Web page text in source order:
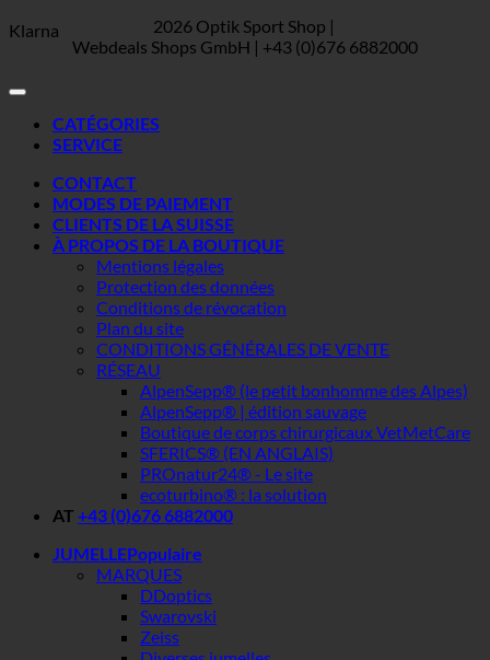
Klarna
2026 Optik Sport Shop |
Webdeals Shops GmbH | +43 (0)676 6882000
CATÉGORIES
SERVICE
CONTACT
MODES DE PAIEMENT
CLIENTS DE LA SUISSE
À PROPOS DE LA BOUTIQUE
Mentions légales
Protection des données
Conditions de révocation
Plan du site
CONDITIONS GÉNÉRALES DE VENTE
RÉSEAU
AlpenSepp® (le petit bonhomme des Alpes)
AlpenSepp® | édition sauvage
Boutique de corps chirurgicaux VetMetCare
SFERICS® (EN ANGLAIS)
PROnatur24® - Le site
ecoturbino® : la solution
AT +43 (0)676 6882000
JUMELLE
MARQUES
DDoptics
Swarovski
Zeiss